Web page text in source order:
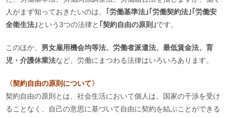
人がまず知っておきたいのは、
｢労働基準法｣｢労働契約法｣｢労働安
全衛生法｣という3つの法律と ｢契約自由の原則｣です。
このほか、 男女雇用機会均等法、労働者派遣法、最低賃金法、育
児・介護休業法など、労働にまつわる法律はいろいろあります。
〈契約自由の原則について〉
契約自由の原則とは、社会生活において個人は、国家の干渉を受け
ることなく、自己の意思に基づいて自由に契約を結ぶことができる